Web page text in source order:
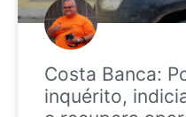
Costa Banca:
inquérito,